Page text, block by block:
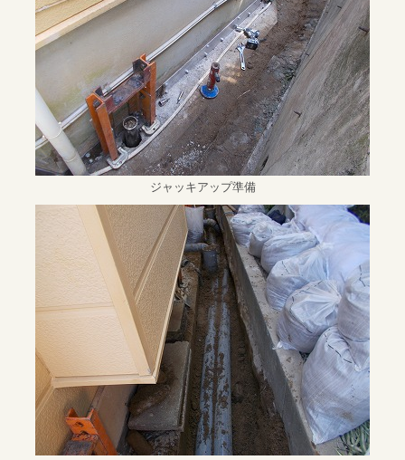
ジャッキアップ準備